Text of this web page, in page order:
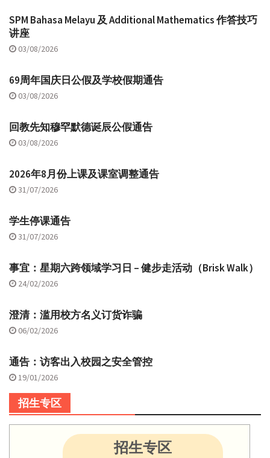
SPM Bahasa Melayu 及 Additional Mathematics 作答技巧
讲座
03/08/2026
69周年国庆日公假及学校假期通告
03/08/2026
回教先知穆罕默德诞辰公假通告
03/08/2026
2026年8月份上课及课室调整通告
31/07/2026
学生停课通告
31/07/2026
事宜：星期六跨领域学习日 – 健步走活动（Brisk Walk）
24/02/2026
澄清：滥用校方名义订货诈骗
06/02/2026
通告：访客出入校园之安全管控
19/01/2026
招生专区
招生专区